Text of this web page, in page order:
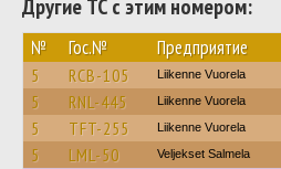
Другие ТС с этим номером:
№ Гос.№ Предприятие
5 RCB-105 Liikenne Vuorela
5 RNL-445 Liikenne Vuorela
5 TFT-255 Liikenne Vuorela
5 LML-50 Veljekset Salmela